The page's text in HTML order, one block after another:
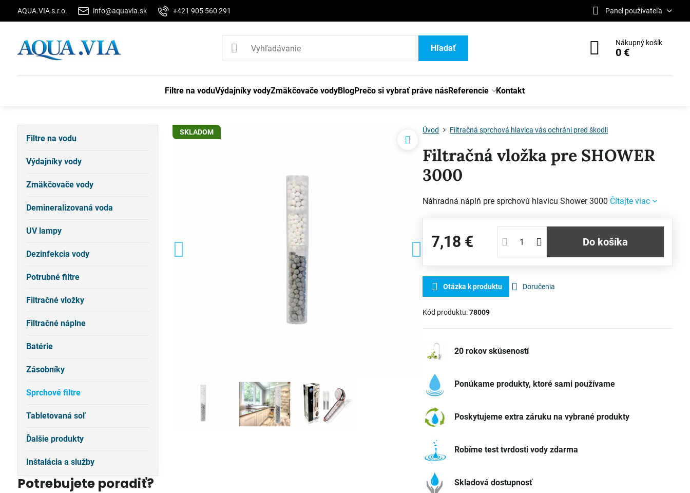
AQUA.VIA s.r.o. info@aquavia.sk +421 905 560 291 Panel používateľa
Hľadať
Nákupný košík
0 €
Filtre na voduVýdajníky vodyZmäkčovače vodyBlogPrečo si vybrať práve násReferencie Kontakt
SKLADOM Úvod Filtračná sprchová hlavica vás ochráni pred škodli
Filtračná vložka pre SHOWER
3000
Náhradná náplň pre sprchovú hlavicu Shower 3000 Čítajte viac
7,18 € Do košíka
Otázka k produktu Doručenia
Kód produktu:78009
20 rokov skúseností
Ponúkame produkty, ktoré sami používame
Poskytujeme extra záruku na vybrané produkty
Robíme test tvrdosti vody zdarma
Skladová dostupnosť
Filtre na vodu
Výdajníky vody
Zmäkčovače vody
Demineralizovaná voda
UV lampy
Dezinfekcia vody
Potrubné filtre
Filtračné vložky
Filtračné náplne
Batérie
Zásobníky
Sprchové filtre
Tabletovaná soľ
Ďalšie produkty
Inštalácia a služby
Potrebujete poradiť?